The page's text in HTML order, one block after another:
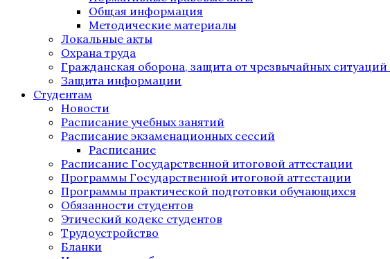
Общая информация
Методические материалы
Локальные акты
Охрана труда
Гражданская оборона, защита от чрезвычайных
Защита информации
Студентам
Новости
Расписание учебных занятий
Расписание экзаменационных сессий
Расписание
Расписание Государственной итоговой аттестации
Программы Государственной итоговой аттестации
Программы практической подготовки обучающихся
Обязанности студентов
Этический кодекс студентов
Трудоустройство
Бланки